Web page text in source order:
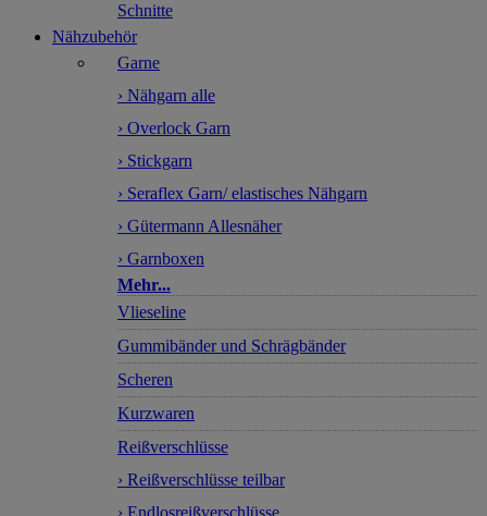
Schnitte
Nähzubehör
Garne
› Nähgarn alle
› Overlock Garn
› Stickgarn
› Seraflex Garn/ elastisches Nähgarn
› Gütermann Allesnäher
› Garnboxen
Mehr...
Vlieseline
Gummibänder und Schrägbänder
Scheren
Kurzwaren
Reißverschlüsse
› Reißverschlüsse teilbar
› Endlosreißverschlüsse